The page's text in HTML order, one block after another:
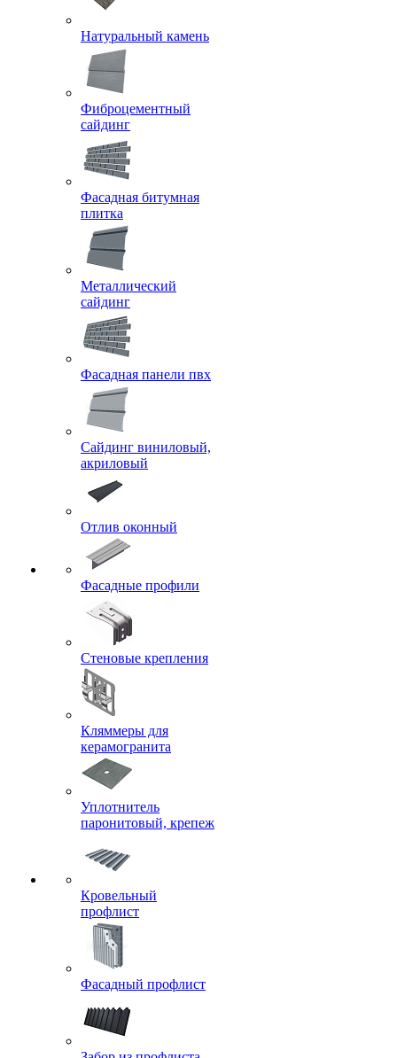
Натуральный камень
Фиброцементный
сайдинг
Фасадная битумная
плитка
Металлический
сайдинг
Фасадная панели пвх
Сайдинг виниловый,
акриловый
Отлив оконный
Фасадные профили
Стеновые крепления
Кляммеры для
керамогранита
Уплотнитель
паронитовый, крепеж
Кровельный
профлист
Фасадный профлист